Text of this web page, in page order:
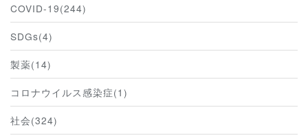
COVID-19(244)
SDGs(4)
製薬(14)
コロナウイルス感染症(1)
社会(324)